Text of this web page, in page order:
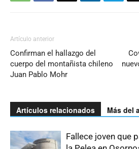
Artículo anterior
Confirman el hallazgo del
cuerpo del montañista chileno
Juan Pablo Mohr
Artículos relacionados Más del
Fallece joven que